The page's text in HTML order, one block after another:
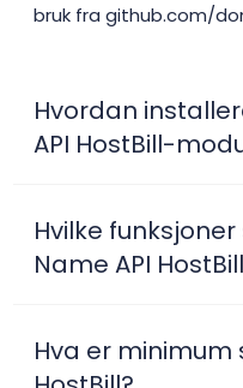
bruk fra github.com/
Hvordan
API HostBill-
Hvilke
Name API
Hva er